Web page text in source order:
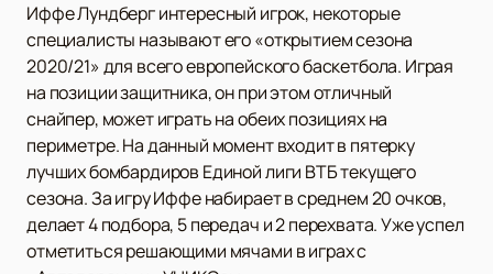
Иффе Лундберг интересный игрок, некоторые
специалисты называют его «открытием сезона
2020/21» для всего европейского баскетбола. Играя
на позиции защитника, он при этом отличный
снайпер, может играть на обеих позициях на
периметре. На данный момент входит в пятерку
лучших бомбардиров Единой лиги ВТБ текущего
сезона. За игру Иффе набирает в среднем 20 очков,
делает 4 подбора, 5 передач и 2 перехвата. Уже успел
отметиться решающими мячами в играх с